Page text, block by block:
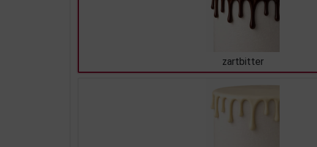
zartbitter